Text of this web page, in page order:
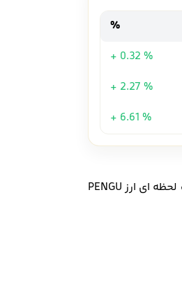
%
+ 0.32 %
+ 2.27 %
+ 6.61 %
از اوکی اکسچنج، خرید امن و سریع؛ به همراه نمودار قیمت لحظه ای ارز PENGU